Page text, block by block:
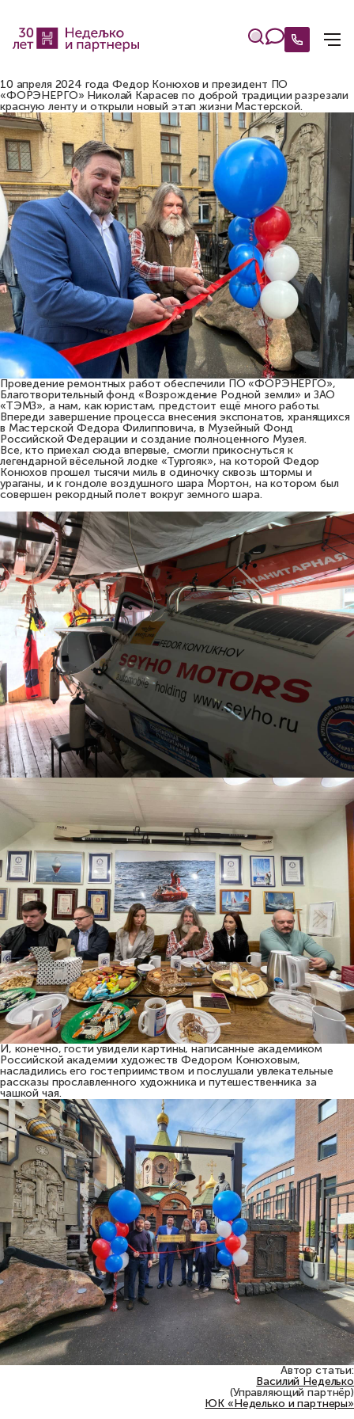
10 апреля 2024 года Федор Конюхов и президент ПО
«ФОРЭНЕРГО» Николай Карасев по доброй традиции разрезали
красную ленту и открыли новый этап жизни Мастерской.
Проведение ремонтных работ обеспечили ПО «ФОРЭНЕРГО»,
Благотворительный фонд «Возрождение Родной земли» и ЗАО
«ТЭМЗ», а нам, как юристам, предстоит ещё много работы.
Впереди завершение процесса внесения экспонатов, хранящихся
в Мастерской Федора Филипповича, в Музейный Фонд
Российской Федерации и создание полноценного Музея.
Все, кто приехал сюда впервые, смогли прикоснуться к
легендарной вёсельной лодке «Тургояк», на которой Федор
Конюхов прошел тысячи миль в одиночку сквозь штормы и
ураганы, и к гондоле воздушного шара Мортон, на котором был
совершен рекордный полет вокруг земного шара.
И, конечно, гости увидели картины, написанные академиком
Российской академии художеств Федором Конюховым,
насладились его гостеприимством и послушали увлекательные
рассказы прославленного художника и путешественника за
чашкой чая.
Автор статьи:
Василий Неделько
(Управляющий партнёр)
ЮК «Неделько и партнеры»